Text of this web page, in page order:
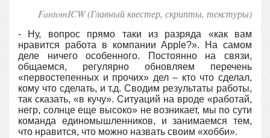
FantomICW (Главный квестер, скрипты, текстуры)
- Ну, вопрос прямо таки из разряда «как вам
нравится работа в компании Apple?». На самом
деле ничего особенного. Постоянно на связи,
общаемся, регулярно обновляем перечень
«первостепенных и прочих» дел – кто что сделал,
кому что сделать, и т.д. Сводим результаты работы,
так сказать, «в кучу». Ситуаций на вроде «работай,
негр, солнце еще высоко» не возникает, мы по сути
команда единомышленников, и занимаемся тем,
что нравится, что можно назвать своим «хобби».